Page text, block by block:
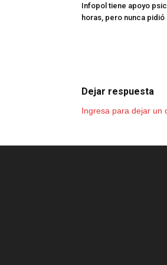
Infopol tiene apoyo
horas, pero nunca pidió
Dejar respuesta
Ingresa para dejar un